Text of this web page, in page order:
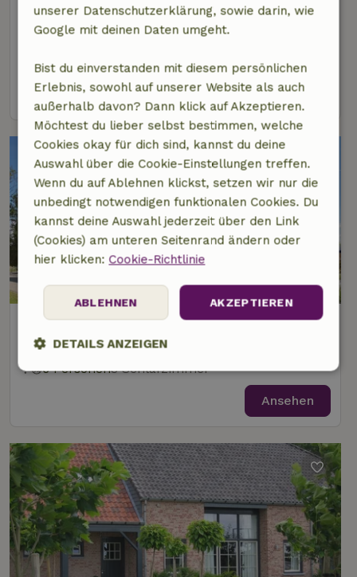
Naturhäuschen in Zuidzande
3 km Abstand vom Zentrum von Retranchement
5 Personen3 Schlafzimmer
Ansehen
Naturhäuschen in Cadzand-Bad
3 km Abstand vom Zentrum von Retranchement
6 Personen3 Schlafzimmer
Ansehen
unserer Datenschutzerklärung, sowie darin, wie
Google mit deinen Daten umgeht.
Bist du einverstanden mit diesem persönlichen
Erlebnis, sowohl auf unserer Website als auch
außerhalb davon? Dann klick auf Akzeptieren.
Möchtest du lieber selbst bestimmen, welche
Cookies okay für dich sind, kannst du deine
Auswahl über die Cookie-Einstellungen treffen.
Wenn du auf Ablehnen klickst, setzen wir nur die
unbedingt notwendigen funktionalen Cookies. Du
kannst deine Auswahl jederzeit über den Link
(Cookies) am unteren Seitenrand ändern oder
hier klicken: Cookie-Richtlinie
AKZEPTIEREN
ABLEHNEN
DETAILS ANZEIGEN
Unbedingt
Performance
Funktionalität Unklassifizierte
Unbedingt erforderlich Performance Targeting